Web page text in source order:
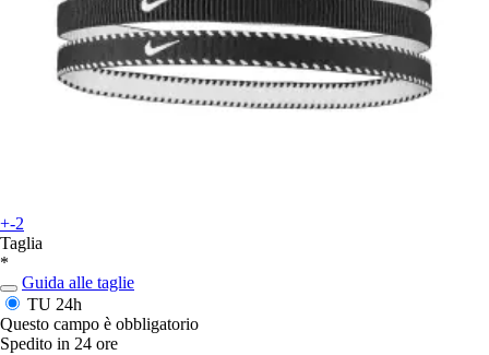
+-2
Taglia
*
Guida alle taglie
TU 24h
Questo campo è obbligatorio
Spedito in 24 ore